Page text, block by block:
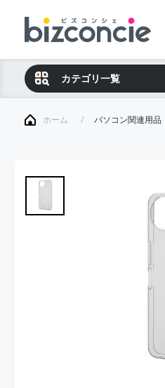
カテゴリ一覧
ホーム パソコン関連用品